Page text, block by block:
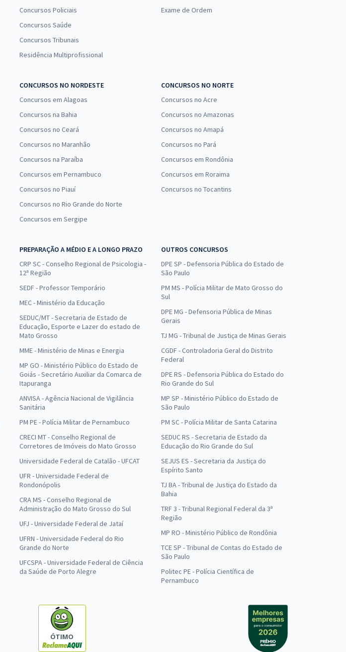
Concursos Policiais
Concursos Saúde
Concursos Tribunais
Residência Multiprofissional
Exame de Ordem
CONCURSOS NO NORDESTE
Concursos em Alagoas
Concursos na Bahia
Concursos no Ceará
Concursos no Maranhão
Concursos na Paraíba
Concursos em Pernambuco
Concursos no Piauí
Concursos no Rio Grande do Norte
Concursos em Sergipe
CONCURSOS NO NORTE
Concursos no Acre
Concursos no Amazonas
Concursos no Amapá
Concursos no Pará
Concursos em Rondônia
Concursos em Roraima
Concursos no Tocantins
PREPARAÇÃO A MÉDIO E A LONGO PRAZO
CRP SC - Conselho Regional de Psicologia -
12ª Região
SEDF - Professor Temporário
MEC - Ministério da Educação
SEDUC/MT - Secretaria de Estado de
Educação, Esporte e Lazer do estado de
Mato Grosso
MME - Ministério de Minas e Energia
MP GO - Ministério Público do Estado de
Goiás - Secretário Auxiliar da Comarca de
Itapuranga
ANVISA - Agência Nacional de Vigilância
Sanitária
PM PE - Polícia Militar de Pernambuco
CRECI MT - Conselho Regional de
Corretores de Imóveis do Mato Grosso
Universidade Federal de Catalão - UFCAT
UFR - Universidade Federal de
Rondonópolis
CRA MS - Conselho Regional de
Administração do Mato Grosso do Sul
UFJ - Universidade Federal de Jataí
UFRN - Universidade Federal do Rio
Grande do Norte
UFCSPA - Universidade Federal de Ciência
da Saúde de Porto Alegre
OUTROS CONCURSOS
DPE SP - Defensoria Pública do Estado de
São Paulo
PM MS - Polícia Militar de Mato Grosso do
Sul
DPE MG - Defensoria Pública de Minas
Gerais
TJ MG - Tribunal de Justiça de Minas Gerais
CGDF - Controladoria Geral do Distrito
Federal
DPE RS - Defensoria Pública do Estado do
Rio Grande do Sul
MP SP - Ministério Público do Estado de
São Paulo
PM SC - Polícia Militar de Santa Catarina
SEDUC RS - Secretaria de Estado da
Educação do Rio Grande do Sul
SEJUS ES - Secretaria da Justiça do
Espírito Santo
TJ BA - Tribunal de Justiça do Estado da
Bahia
TRF 3 - Tribunal Regional Federal da 3ª
Região
MP RO - Ministério Público de Rondônia
TCE SP - Tribunal de Contas do Estado de
São Paulo
Politec PE - Polícia Científica de
Pernambuco
ÓTIMO